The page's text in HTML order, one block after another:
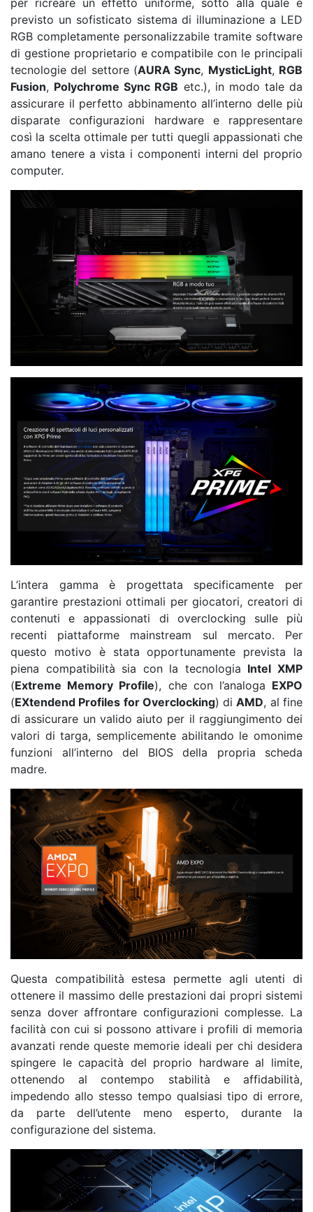
per ricreare un effetto uniforme, sotto alla quale è
previsto un sofisticato sistema di illuminazione a LED
RGB completamente personalizzabile tramite software
di gestione proprietario e compatibile con le principali
tecnologie del settore (AURA Sync, MysticLight, RGB
Fusion, Polychrome Sync RGB etc.), in modo tale da
assicurare il perfetto abbinamento all’interno delle più
disparate configurazioni hardware e rappresentare
così la scelta ottimale per tutti quegli appassionati che
amano tenere a vista i componenti interni del proprio
computer.
L’intera gamma è progettata specificamente per
garantire prestazioni ottimali per giocatori, creatori di
contenuti e appassionati di overclocking sulle più
recenti piattaforme mainstream sul mercato. Per
questo motivo è stata opportunamente prevista la
piena compatibilità sia con la tecnologia Intel XMP
(Extreme Memory Profile), che con l’analoga EXPO
(EXtendend Profiles for Overclocking) diAMD, al fine
di assicurare un valido aiuto per il raggiungimento dei
valori di targa, semplicemente abilitando le omonime
funzioni all’interno del BIOS della propria scheda
madre.
Questa compatibilità estesa permette agli utenti di
ottenere il massimo delle prestazioni dai propri sistemi
senza dover affrontare configurazioni complesse. La
facilità con cui si possono attivare i profili di memoria
avanzati rende queste memorie ideali per chi desidera
spingere le capacità del proprio hardware al limite,
ottenendo al contempo stabilità e affidabilità,
impedendo allo stesso tempo qualsiasi tipo di errore,
da parte dell’utente meno esperto, durante la
configurazione del sistema.